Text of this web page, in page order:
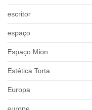
escritor
espaço
Espaço Mion
Estética Torta
Europa
europe